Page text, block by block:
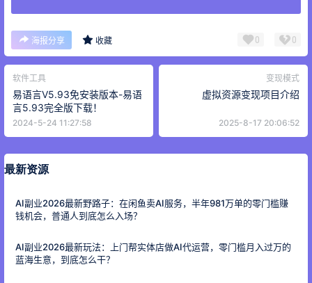
海报分享 收藏 0 0
软件工具
易语言V5.93免安装版本-易语
言5.93完全版下载！
2024-5-24 11:27:58
变现模式
虚拟资源变现项目介绍
2025-8-17 20:06:52
最新资源
AI副业2026最新野路子：在闲鱼卖AI服务，半年981万单的零门槛赚
钱机会，普通人到底怎么入场？
AI副业2026最新玩法：上门帮实体店做AI代运营，零门槛月入过万的
蓝海生意，到底怎么干？